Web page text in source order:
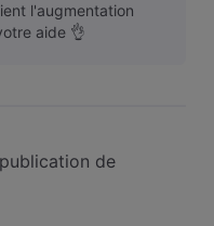
l'augmentation
aide 👌
de